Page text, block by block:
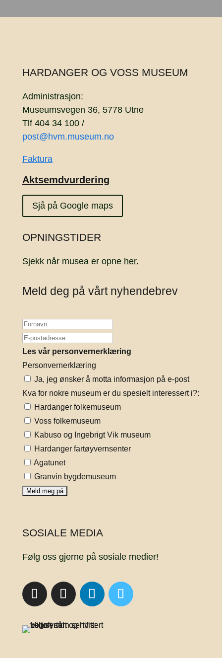
HARDANGER OG VOSS MUSEUM
Administrasjon:
Museumsvegen 36, 5778 Utne
Tlf 404 34 100 /
post@hvm.museum.no
Faktura
Aktsemdvurdering
Sjå på Google maps
OPNINGSTIDER
Sjekk når musea er opne her.
Meld deg på vårt nyhendebrev
Les vår personvernerklæring
Personvernerklæring
Ja, jeg ønsker å motta informasjon på e-post
Kva for nokre museum er du spesielt interessert i?:
Hardanger folkemuseum
Voss folkemuseum
Kabuso og Ingebrigt Vik museum
Hardanger fartøyvernsenter
Agatunet
Granvin bygdemuseum
SOSIALE MEDIA
Følg oss gjerne på sosiale medier!